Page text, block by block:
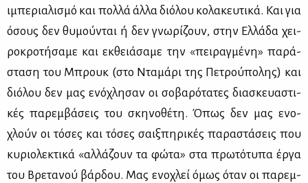
ιμπε­ρια­λι­σμό και πολ­λά άλ­λα διό­λου κο­λα­κευ­τι­κά. Και για
όσους δεν θυ­μού­νται ή δεν γνω­ρί­ζουν, στην Ελ­λά­δα χει­
ρο­κρο­τή­σα­με και εκ­θειά­σα­με την «πει­ραγ­μέ­νη» πα­ρά­
στα­ση του Μπρουκ (στο Ντα­μά­ρι της Πε­τρού­πο­λης) και
διό­λου δεν μας ενό­χλη­σαν οι σο­βα­ρό­τα­τες δια­σκευα­στι­
κές πα­ρεμ­βά­σεις του σκη­νο­θέ­τη. Όπως δεν μας ενο­
χλούν οι τό­σες και τό­σες σαιξ­πη­ρι­κές πα­ρα­στά­σεις που
κυ­ριο­λε­κτι­κά «αλ­λά­ζουν τα φώ­τα» στα πρω­τό­τυ­πα έρ­γα
του Βρε­τα­νού βάρ­δου. Μας ενο­χλεί όμως όταν οι πα­ρεμ­